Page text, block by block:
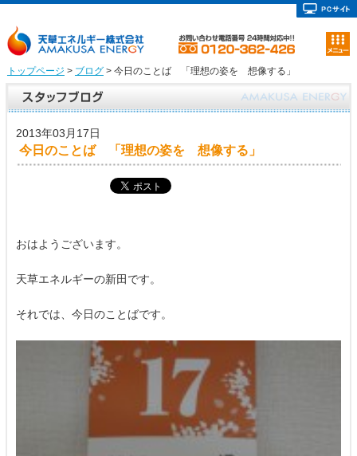
トップページ > ブログ> 今日のことば 「理想の姿を 想像する」
2013年03月17日
今日のことば 「理想の姿を 想像する」
おはようございます。
天草エネルギーの新田です。
それでは、今日のことばです。